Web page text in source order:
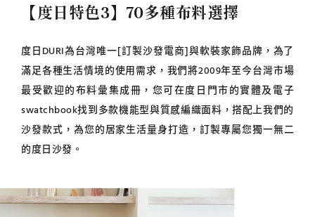
【度日特色3】70多種布料選擇
度日DURI為台灣唯一[訂製沙發電商]與軟裝家飾品牌，為了
滿足各種生活情境的使用需求，我們將2009年至今台灣市場
最受歡迎的布料彙集成冊，您可在度日門市的實體及電子
swatchbook找到多款機能型與質感編織面料，搭配上我們的
沙發款式，為您的居家生活量身打造，訂製專屬您獨一無二
的度日沙發。